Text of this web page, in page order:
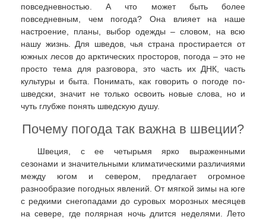
повседневностью. А что может быть более
повседневным, чем погода? Она влияет на наше
настроение, планы, выбор одежды – словом, на всю
нашу жизнь. Для шведов, чья страна простирается от
южных лесов до арктических просторов, погода – это не
просто тема для разговора, это часть их ДНК, часть
культуры и быта. Понимать, как говорить о погоде по-
шведски, значит не только освоить новые слова, но и
чуть глубже понять шведскую душу.
Почему погода так важна в швеции?
Швеция, с ее четырьмя ярко выраженными
сезонами и значительными климатическими различиями
между югом и севером, предлагает огромное
разнообразие погодных явлений. От мягкой зимы на юге
с редкими снегопадами до суровых морозных месяцев
на севере, где полярная ночь длится неделями. Лето